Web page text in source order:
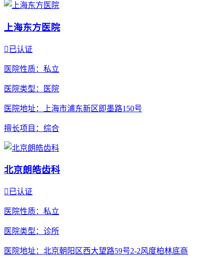
上海东方医院
已认证
医院性质：私立
医院类型 ：医院
医院地址：上海市浦东新区即墨路150号
擅长项目 ：综合
北京朗皓齿科
已认证
医院性质：私立
医院类型 ：诊所
医院地址：北京朝阳区西大望路59号2-2风度柏林底商